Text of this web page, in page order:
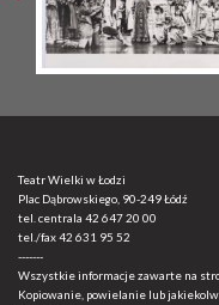
Teatr Wielki w Łodzi
Plac Dąbrowskiego, 90-249 Łódź
tel. centrala 42 647 20 00
tel./fax42 631 95 52
-------
Wszystkie informacje zawarte na
Kopiowanie, powielanie lub